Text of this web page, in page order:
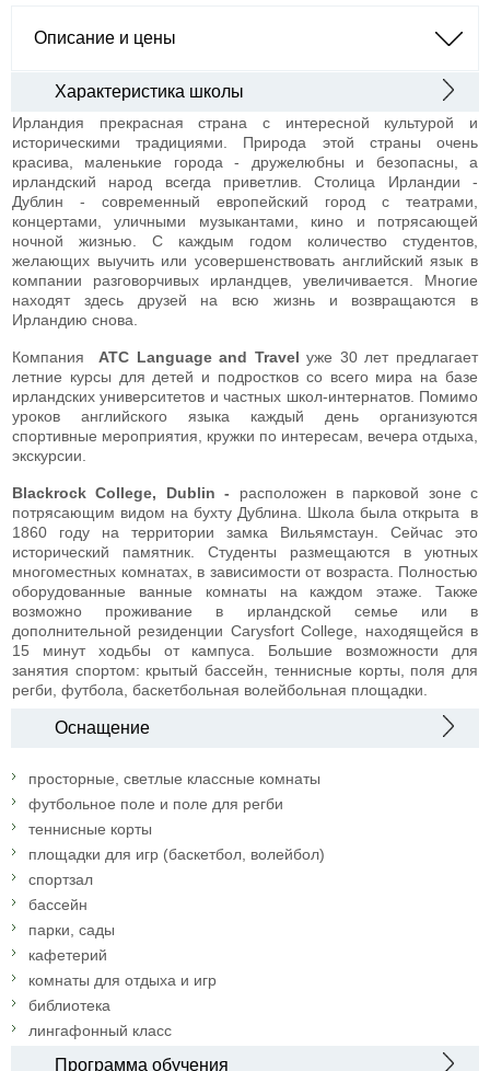
Описание и цены
Характеристика школы
Ирландия прекрасная страна с интересной культурой и
историческими традициями. Природа этой страны очень
красива, маленькие города - дружелюбны и безопасны, а
ирландский народ всегда приветлив. Столица Ирландии -
Дублин - современный европейский город с театрами,
концертами, уличными музыкантами, кино и потрясающей
ночной жизнью. С каждым годом количество студентов,
желающих выучить или усовершенствовать английский язык в
компании разговорчивых ирландцев, увеличивается. Многие
находят здесь друзей на всю жизнь и возвращаются в
Ирландию снова.
Компания ATC Language and Travel уже 30 лет предлагает
летние курсы для детей и подростков со всего мира на базе
ирландских университетов и частных школ-интернатов. Помимо
уроков английского языка каждый день организуются
спортивные мероприятия, кружки по интересам, вечера отдыха,
экскурсии.
Blackrock College, Dublin - расположен в парковой зоне с
потрясающим видом на бухту Дублина. Школа была открыта в
1860 году на территории замка Вильямстаун. Сейчас это
исторический памятник. Студенты размещаются в уютных
многоместных комнатах, в зависимости от возраста. Полностью
оборудованные ванные комнаты на каждом этаже. Также
возможно проживание в ирландской семье или в
дополнительной резиденции Carysfort College, находящейся в
15 минут ходьбы от кампуса. Большие возможности для
занятия спортом: крытый бассейн, теннисные корты, поля для
регби, футбола, баскетбольная волейбольная площадки.
Оснащение
просторные, светлые классные комнаты
футбольное поле и поле для регби
теннисные корты
площадки для игр (баскетбол, волейбол)
спортзал
бассейн
парки, сады
кафетерий
комнаты для отдыха и игр
библиотека
лингафонный класс
Программа обучения